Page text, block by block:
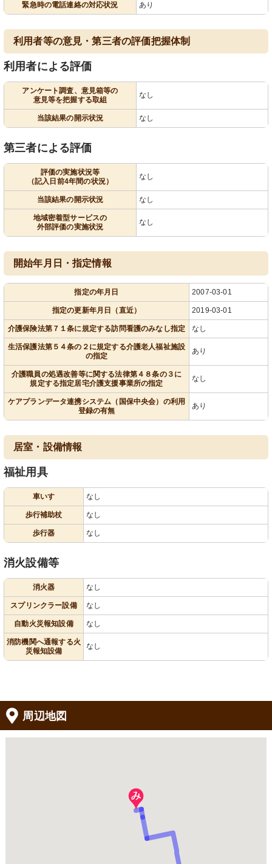
緊急時の電話連絡の対応状況 あり
利用者等の意見・第三者の評価把握体制
利用者による評価
アンケート調査、意見箱等の
意見等を把握する取組
なし
当該結果の開示状況 なし
第三者による評価
評価の実施状況等
（記入日前4年間の状況）
なし
当該結果の開示状況 なし
地域密着型サービスの
外部評価の実施状況
なし
開始年月日・指定情報
指定の年月日 2007-03-01
指定の更新年月日（直近） 2019-03-01
介護保険法第７１条に規定する訪問看護のみなし指定 なし
生活保護法第５４条の２に規定する介護老人福祉施設
の指定
あり
介護職員の処遇改善等に関する法律第４８条の３に
規定する指定居宅介護支援事業所の指定
なし
ケアプランデータ連携システム（国保中央会）の利用
登録の有無
あり
居室・設備情報
福祉用具
車いす なし
歩行補助杖 なし
歩行器 なし
消火設備等
消火器 なし
スプリンクラー設備 なし
自動火災報知設備 なし
消防機関へ通報する火
災報知設備
なし
周辺地図